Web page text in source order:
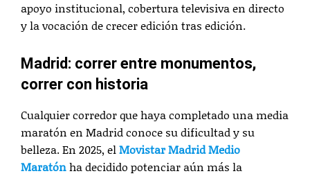
apoyo institucional, cobertura televisiva en directo
y la vocación de crecer edición tras edición.
Madrid: correr entre monumentos,
correr con historia
Cualquier corredor que haya completado una media
maratón en Madrid conoce su dificultad y su
belleza. En 2025, elMovistar Madrid Medio
Maratónha decidido potenciar aún más la